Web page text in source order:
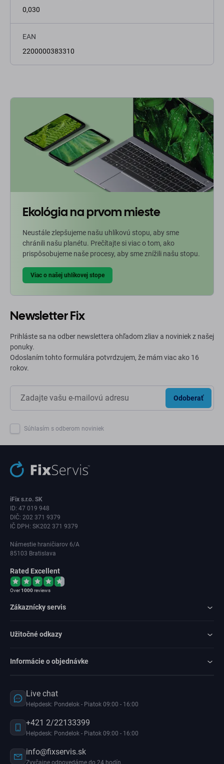
0,030
EAN
2200000383310
Ekológia na prvom mieste
Neustále zlepšujeme našu uhlíkovú stopu, aby sme
chránili našu planétu. Prečítajte si viac o tom, ako
prispôsobujeme naše procesy, aby sme znížili našu stopu.
Viac o našej uhlíkovej stope
Newsletter Fix
Prihláste sa na odber newslettera ohľadom zliav a noviniek z našej
ponuky.
Odoslaním tohto formulára potvrdzujem, že mám viac ako 16
rokov.
Odoberať
Súhlasím s odberom noviniek
iFix s.r.o. SK
ID: 47 019 948
DIČ: 202 371 9379
IČ DPH: SK202 371 9379
Námestie hraničiarov 6/A
85103 Bratislava
Rated Excellent
Over1000reviews
Zákaznícky servis
Užitočné odkazy
Informácie o objednávke
Live chat
Helpdesk: Pondelok - Piatok 09:00 - 16:00
+421 2/22133399
Helpdesk: Pondelok - Piatok 09:00 - 16:00
info@fixservis.sk
Zvyčajne odpovedáme do 24 hodín.